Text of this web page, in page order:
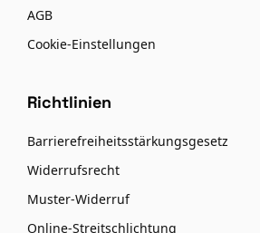
AGB
Cookie-Einstellungen
Richtlinien
Barrierefreiheitsstärkungsgesetz
Widerrufsrecht
Muster-Widerruf
Online-Streitschlichtung